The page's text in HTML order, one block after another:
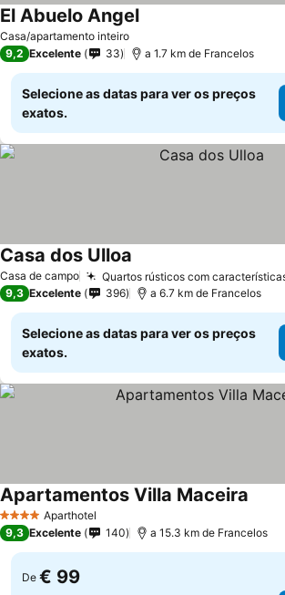
Casa/apartamento inteiro
El Abuelo Angel
9,2 Excelente 33 a 1.7 km de Francelos
Selecione as datas para ver os preços
exatos.
Casa de campo Quartos rústicos com
Casa dos Ulloa
9,3 Excelente 396 a 6.7 km de Francelos
Selecione as datas para ver os preços
exatos.
4 EstrelasAparthotel
Apartamentos Villa Maceira
9,3 Excelente 140 a 15.3 km de Francelos
De € 99